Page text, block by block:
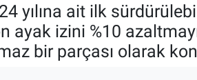
yılına ait ilk
ayak izini %10
bir parçası olarak